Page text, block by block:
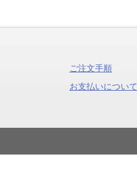
ご注文手順
お支払いについて